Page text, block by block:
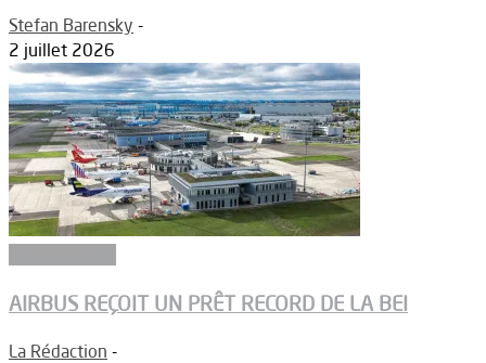
Stefan Barensky -
2 juillet 2026
AIRBUS REÇOIT UN PRÊT RECORD DE LA BEI
La Rédaction -